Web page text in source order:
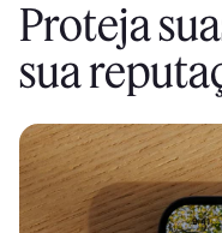
Proteja
sua